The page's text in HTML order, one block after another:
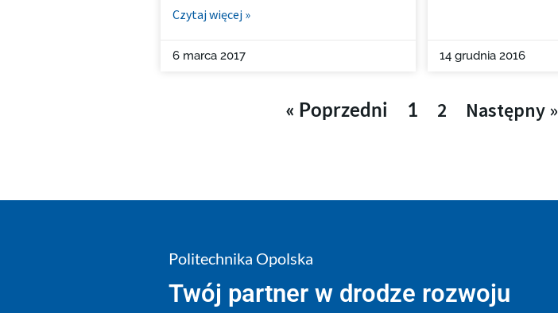
Czytaj więcej »
6 marca 2017 14 grudnia 2016
« Poprzedni 1 2 Następny »
Politechnika Opolska
Twój partner w drodze rozwoju